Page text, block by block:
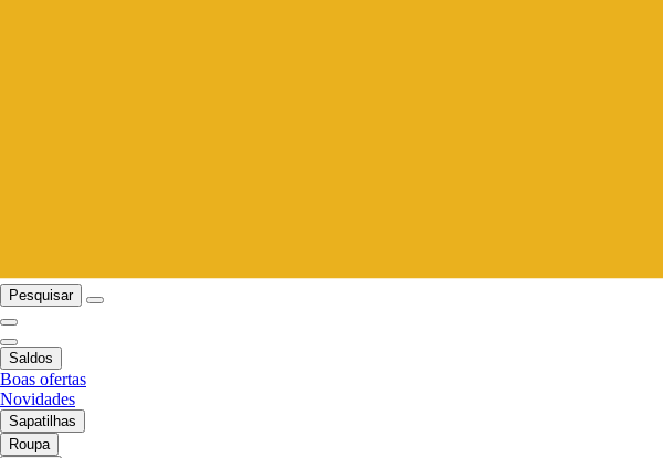
Pesquisar
Saldos
Boas ofertas
Novidades
Sapatilhas
Roupa